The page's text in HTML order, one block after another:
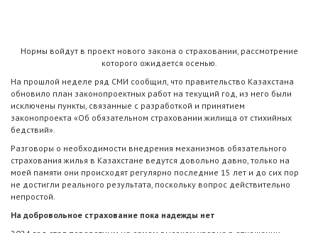
Нормы войдут в проект нового закона о страховании, рассмотрение
которого ожидается осенью.
На прошлой неделе ряд СМИ сообщил, что правительство Казахстана
обновило план законопроектных работ на текущий год, из него были
исключены пункты, связанные с разработкой и принятием
законопроекта «Об обязательном страховании жилища от стихийных
бедствий».
Разговоры о необходимости внедрения механизмов обязательного
страхования жилья в Казахстане ведутся довольно давно, только на
моей памяти они происходят регулярно последние 15 лет и до сих пор
не достигли реального результата, поскольку вопрос действительно
непростой.
На добровольное страхование пока надежды нет